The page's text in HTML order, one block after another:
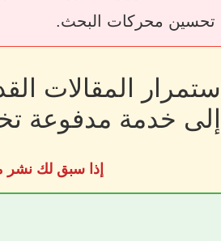
تحسين محركات البحث.
المقالات
إلى خدمة مدفوعة
إذا سبق لك نشر